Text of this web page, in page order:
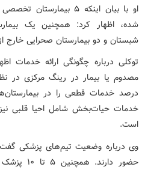
او با بیان اینکه ۵
شبستان و دو بیمارستان صحرایی خارج
توکلی درباره چگونگی ارائه خدمات
درصد خدمات قطعی را در
خدمات حیات‌بخش شامل احیا قلبی
است.
وی درباره وضعیت تیم‌های پزشکی
حضور